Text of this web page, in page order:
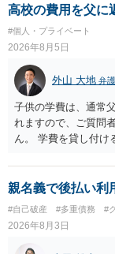
く、相手が真実を話
容を述べた場合は、
て、真実を説明すれ
ことだと思われます
のは致し方ありませ
くのみでしょう。 以
高校の費用を父に
#個人・プライベート
2026年8月5日
外山 大地 弁
子供の学費は、通常
れますので、ご質問
ん。 学費を貸し付け
ょう。
親名義で後払い利
#自己破産 #多重債務 #
2026年8月3日